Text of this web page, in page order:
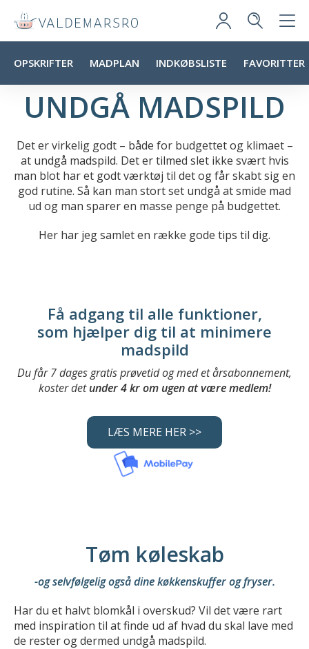
OPSKRIFTER MADPLAN INDKØBSLISTE FAVORITTER
UNDGÅ MADSPILD
Det er virkelig godt – både for budgettet og klimaet –
at undgå madspild. Det er tilmed slet ikke svært hvis
man blot har et godt værktøj til det og får skabt sig en
god rutine. Så kan man stort set undgå at smide mad
ud og man sparer en masse penge på budgettet.
Her har jeg samlet en række gode tips til dig.
Få adgang til alle funktioner,
som hjælper dig til at minimere
madspild
Du får 7 dages gratis prøvetid og med et årsabonnement,
koster det under 4 kr om ugen at være medlem!
LÆS MERE HER >>
Tøm køleskab
-og selvfølgelig også dine køkkenskuffer og fryser.
Har du et halvt blomkål i overskud? Vil det være rart
med inspiration til at finde ud af hvad du skal lave med
de rester og dermed undgå madspild.